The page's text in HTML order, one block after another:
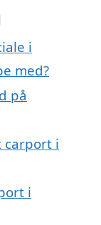
i
med?
på
carport i
i